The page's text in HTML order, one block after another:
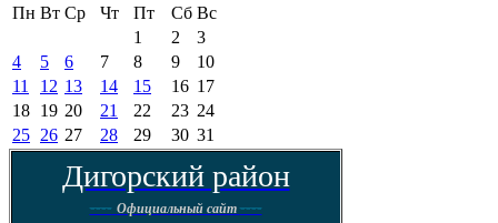
Пн Вт Ср Чт Пт Сб Вс
1
2
3
4
5 6 7 8 9
10
11
12 13 14 15 16 17
18 19 20 21 22 23 24
25 26 27 28 29 30 31
Дигорский район
---- Официальный сайт----